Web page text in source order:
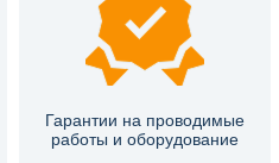
Гарантии на проводимые
работы и оборудование